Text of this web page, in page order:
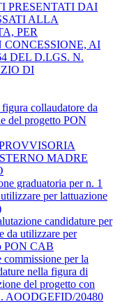
PRESENTATI DAI
ALLA
PER
AI
DEL D.LGS. N.
DI
collaudatore da
del progetto PON
MADRE
graduatoria per n. 1
per lattuazione
candidature per
da utilizzare per
PON CAB
per la
nella figura di
del progetto con
AOODGEFID/20480